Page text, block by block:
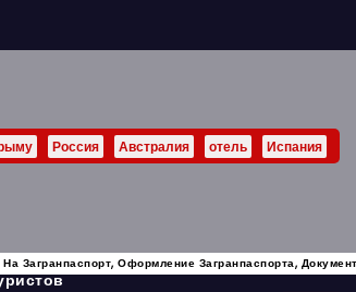
Россия Австралия отель Испания
Загранпаспорт, Оформление Загранпаспорта,